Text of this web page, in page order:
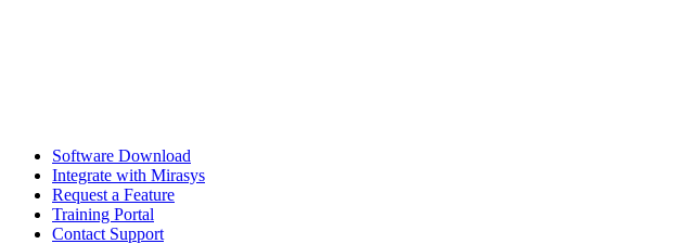
Software Download
Integrate with Mirasys
Request a Feature
Training Portal
Contact Support